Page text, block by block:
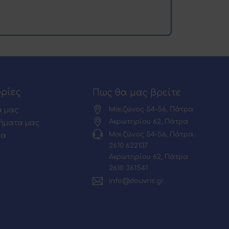
μας
μας
Πως θα μας βρείτε
Μαιζώνος 54-56, Πάτρα
Ακρωτηρίου 62, Πάτρα
Μαιζώνος 54-56, Πάτρα :
2610 622137
Ακρωτηρίου 62, Πάτρα :
2610 361541
info@douvris.gr